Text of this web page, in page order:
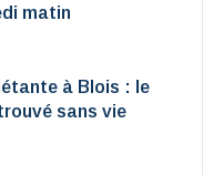
matin
à Blois : le
sans vie